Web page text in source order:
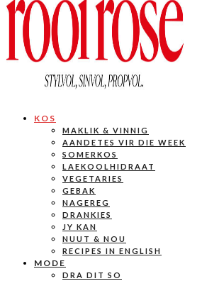
KOS
MAKLIK & VINNIG
AANDETES VIR DIE WEEK
SOMERKOS
LAEKOOLHIDRAAT
VEGETARIES
GEBAK
NAGEREG
DRANKIES
JY KAN
NUUT & NOU
RECIPES IN ENGLISH
MODE
DRA DIT SO